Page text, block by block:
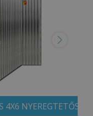
4X6 NYEREGTETŐS